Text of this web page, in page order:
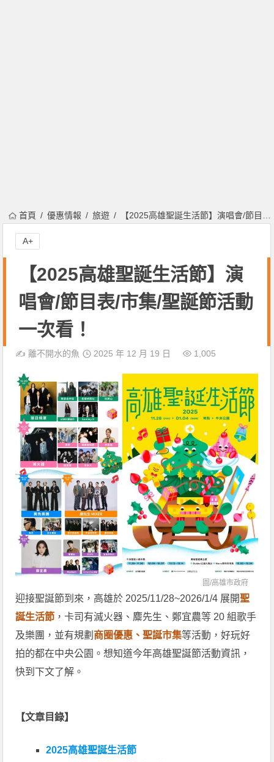
首頁 優惠情報 旅遊 【2025高雄聖誕生活節】演唱會/節目表/市集/聖誕節活動一次看！
【2025高雄聖誕生活節】演
唱會/節目表/市集/聖誕節活動
一次看！
✍️離不開水的魚 2025 年 12 月 19 日 1,005
圖/高雄市政府
迎接聖誕節到來，高雄於 2025/11/28~2026/1/4 展開聖
誕生活節 ，卡司有滅火器、麋先生、鄭宜農等 20 組歌手
及樂團，並有規劃 商圈優惠、聖誕市集等活動，好玩好
拍的都在中央公園。想知道今年高雄聖誕節活動資訊，
快到下文了解。
【文章目錄】
2025高雄聖誕生活節
A+